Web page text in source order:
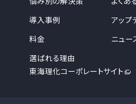
導入事例
アップ
料金
ニュー
選ばれる理由
東海理化コーポレートサイト